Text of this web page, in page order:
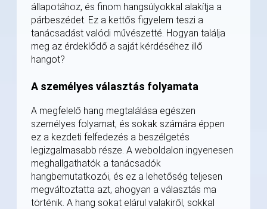
állapotához, és finom hangsúlyokkal alakítja a
párbeszédet. Ez a kettős figyelem teszi a
tanácsadást valódi művészetté. Hogyan találja
meg az érdeklődő a saját kérdéséhez illő
hangot?
A személyes választás folyamata
A megfelelő hang megtalálása egészen
személyes folyamat, és sokak számára éppen
ez a kezdeti felfedezés a beszélgetés
legizgalmasabb része. A weboldalon ingyenesen
meghallgathatók a tanácsadók
hangbemutatkozói, és ez a lehetőség teljesen
megváltoztatta azt, ahogyan a választás ma
történik. A hang sokat elárul valakiről, sokkal